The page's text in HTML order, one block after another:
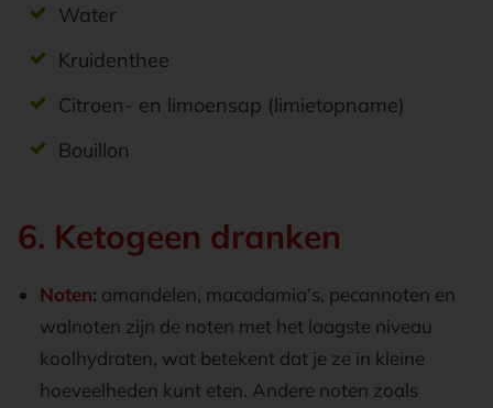
Water
Kruidenthee
Citroen- en limoensap (limietopname)
Bouillon
6. Ketogeen dranken
Noten: amandelen, macadamia's, pecannoten en
walnoten zijn de noten met het laagste niveau
koolhydraten, wat betekent dat je ze in kleine
hoeveelheden kunt eten. Andere noten zoals